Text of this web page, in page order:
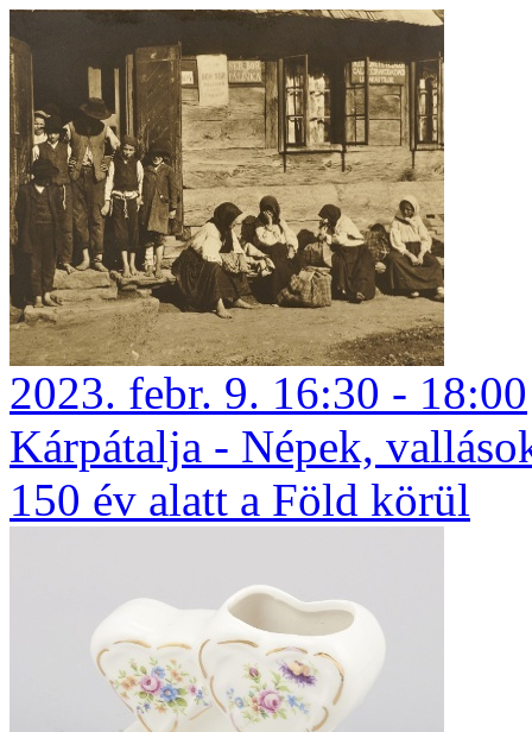
2023. febr. 9. 16:30 - 18:00
Kárpátalja - Népek,
150 év alatt a Föld körül